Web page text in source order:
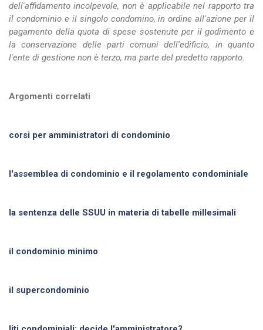
dell'affidamento incolpevole, non è applicabile nel rapporto tra
il condominio e il singolo condomino, in ordine all'azione per il
pagamento della quota di spese sostenute per il godimento e
la conservazione delle parti comuni dell'edificio, in quanto
l'ente di gestione non è terzo, ma parte del predetto rapporto.
Argomenti correlati
corsi per amministratori di condominio
l'assemblea di condominio e il regolamento condominiale
la sentenza delle SSUU in materia di tabelle millesimali
il condominio minimo
il supercondominio